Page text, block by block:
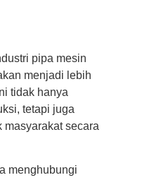
pipa mesin
menjadi lebih
tidak hanya
tetapi juga
masyarakat secara
menghubungi